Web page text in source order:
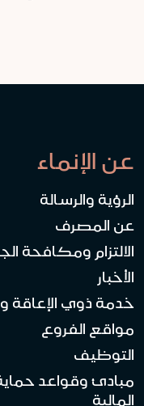
عن الإنماء
الرؤية والرسالة
عن المصرف
الالتزام ومكافحة
الأخبار
خدمة ذوي الإعاقة
مواقع الفروع
التوظيف
مبادئ وقواعد
المالية